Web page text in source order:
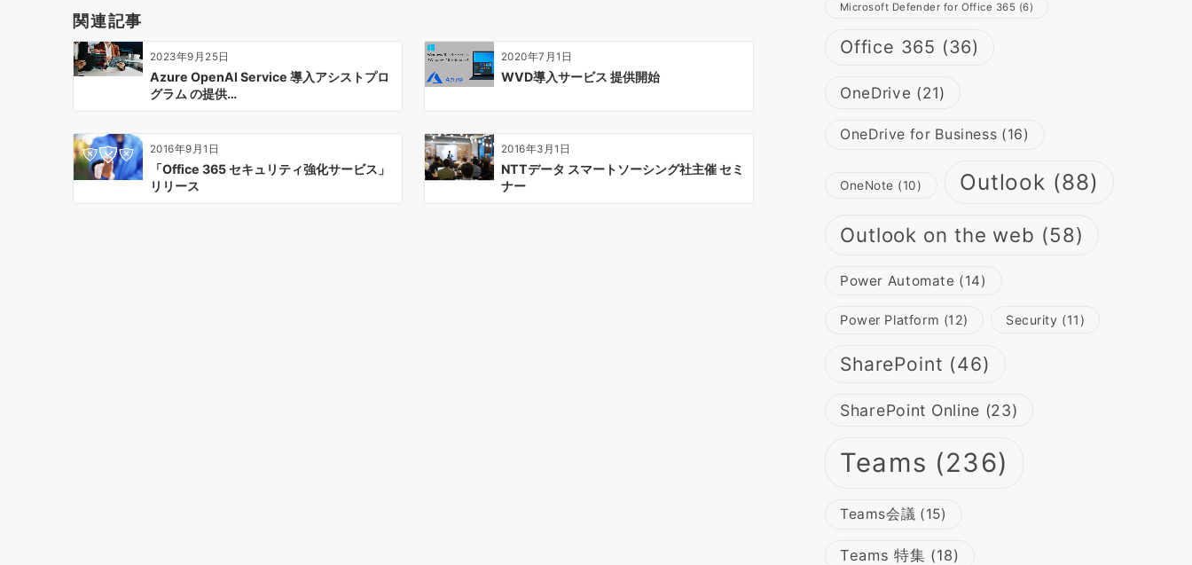
シ
ョ
ン
関連記事
2023年9月25日
Azure OpenAI Service 導入アシストプロ
グラム の提供…
2020年7月1日
WVD導入サービス 提供開始
2016年9月1日
「Office 365 セキュリティ強化サービス」
リリース
2016年3月1日
NTTデータ スマートソーシング社主催 セミ
ナー
Microsoft Defender for Office 365 (6)
Office 365 (36)
OneDrive (21)
OneDrive for Business (16)
OneNote (10) Outlook (88)
Outlook on the web (58)
Power Automate (14)
Power Platform (12) Security (11)
SharePoint (46)
SharePoint Online (23)
Teams (236)
Teams会議 (15)
Teams 特集 (18)